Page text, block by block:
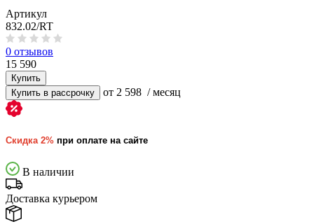
Артикул
832.02/RT
0 отзывов
15 590
Купить
Купить в рассрочку
от 2 598 / месяц
Скидка 2% при оплате на сайте
В наличии
Доставка курьером